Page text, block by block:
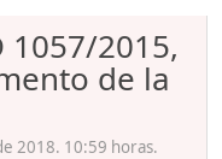
1057/2015,
de la
2018. 10:59 horas.